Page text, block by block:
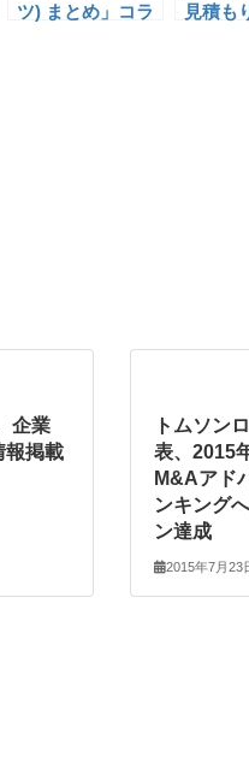
ツ) まとめ」コラ
見積も
企業
報掲載
トムソン
表、2015
M&Aアド
ンキング
ン達成
2015年7月23